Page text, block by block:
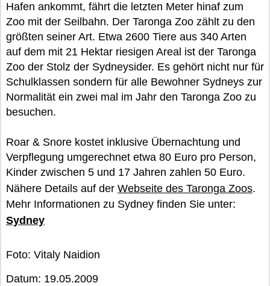
Hafen ankommt, fährt die letzten Meter hinaf zum
Zoo mit der Seilbahn. Der Taronga Zoo zählt zu den
größten seiner Art. Etwa 2600 Tiere aus 340 Arten
auf dem mit 21 Hektar riesigen Areal ist der Taronga
Zoo der Stolz der Sydneysider. Es gehört nicht nur für
Schulklassen sondern für alle Bewohner Sydneys zur
Normalität ein zwei mal im Jahr den Taronga Zoo zu
besuchen.
Roar & Snore kostet inklusive Übernachtung und
Verpflegung umgerechnet etwa 80 Euro pro Person,
Kinder zwischen 5 und 17 Jahren zahlen 50 Euro.
Nähere Details auf der Webseite des Taronga Zoos.
Mehr Informationen zu Sydney finden Sie unter:
Sydney
Foto: Vitaly Naidion
Datum: 19.05.2009